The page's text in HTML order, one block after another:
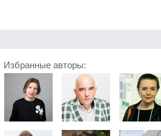
Избранные авторы: